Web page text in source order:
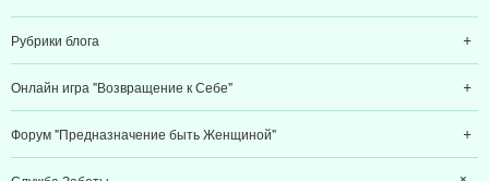
Рубрики блога
Онлайн игра "Возвращение к Себе"
Форум "Предназначение быть Женщиной"
Служба Заботы